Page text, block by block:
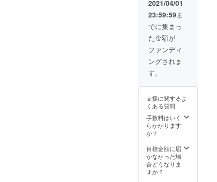
せん ※
券類の
郵送は
ござい
ませ
ん。ご
来店時
メール
くださ
送不
可） ※
利用期
限は
2021/7/
2021/04/01
23:59:59ま
でに集まっ
た金額が
ファンディ
ングされま
す。
支援に関するよ
くある質問
手数料はいく
らかかります
か？
目標金額に届
かなかった場
合どうなりま
すか？